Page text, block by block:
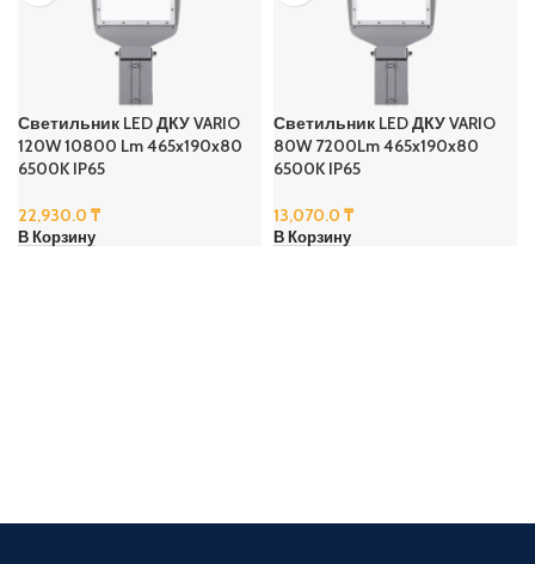
Светильник LED ДКУ VARIO
120W 10800 Lm 465x190x80
6500K IP65
22,930.0 ₸
В Корзину
Светильник LED ДКУ VARIO
80W 7200Lm 465x190x80
6500K IP65
13,070.0 ₸
В Корзину